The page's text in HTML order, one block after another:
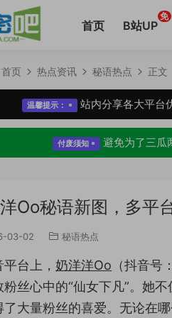
首页 B站UP
免
首页 热点资讯 秘语热点 正文
温馨提示： 站内分享各大平台
付废须知 避免为了三瓜
Oo秘语新图，多平
03-02 秘语热点
台上， 奶洋洋Oo （抖音
粉丝心中的“仙女下凡”。她
了大量粉丝的喜爱。无论在